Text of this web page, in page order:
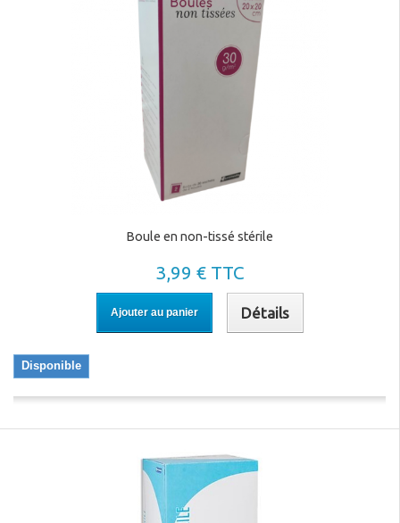
Boule en non-tissé stérile
3,99 € TTC
Ajouter au panier Détails
Disponible